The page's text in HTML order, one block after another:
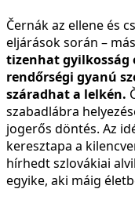
Černák az ellene és
eljárások során –
tizenhat gyilkosság
rendőrségi gyanú
száradhat a lelkén.
szabadlábra
jogerős döntés. Az
keresztapa a
hírhedt szlovákiai
egyike, aki máig